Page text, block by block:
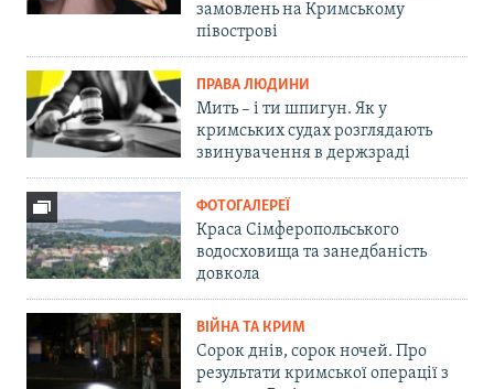
замовлень на Кримському
півострові
ПРАВА ЛЮДИНИ
Мить – і ти шпигун. Як у
кримських судах розглядають
звинувачення в держзраді
ФОТОГАЛЕРЕЇ
Краса Сімферопольського
водосховища та занедбаність
довкола
ВІЙНА ТА КРИМ
Сорок днів, сорок ночей. Про
результати кримської операції з